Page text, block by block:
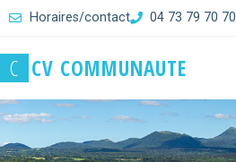
Horaires/contact 04 73 79 70 70
C CV COMMUNAUTE